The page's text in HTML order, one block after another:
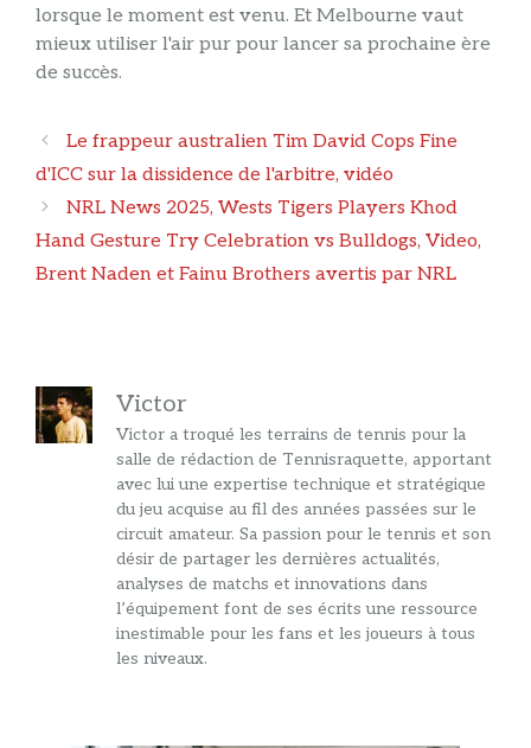
lorsque le moment est venu. Et Melbourne vaut
mieux utiliser l'air pur pour lancer sa prochaine ère
de succès.
Navigation
des
Le frappeur australien Tim David Cops Fine
d'ICC sur la dissidence de l'arbitre, vidéo
NRL News 2025, Wests Tigers Players Khod
Hand Gesture Try Celebration vs Bulldogs, Video,
Brent Naden et Fainu Brothers avertis par NRL
Victor
Victor a troqué les terrains de tennis pour la
salle de rédaction de Tennisraquette, apportant
avec lui une expertise technique et stratégique
du jeu acquise au fil des années passées sur le
circuit amateur. Sa passion pour le tennis et son
désir de partager les dernières actualités,
analyses de matchs et innovations dans
l’équipement font de ses écrits une ressource
inestimable pour les fans et les joueurs à tous
les niveaux.